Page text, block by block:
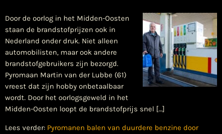
Door de oorlog in het Midden-Oosten
staan de brandstofprijzen ook in
Nederland onder druk. Niet alleen
automobilisten, maar ook andere
brandstofgebruikers zijn bezorgd.
Pyromaan Martin van der Lubbe (61)
vreest dat zijn hobby onbetaalbaar
wordt. Door het oorlogsgeweld in het
Midden-Oosten loopt de brandstofprijs snel […]
Lees verder: Pyromanen balen van duurdere benzine door